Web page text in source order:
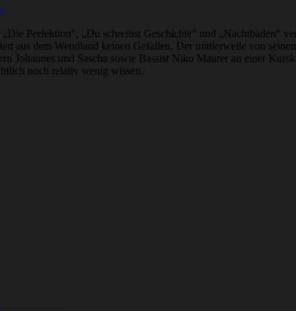
Perfektion“, „Du schreibst Geschichte“ und „Nachtbaden“
aus dem Wendland keinen Gefallen. Der mittlerweile von
Johannes und Sascha sowie Bassist Niko Maurer an einer
noch relativ wenig wissen.